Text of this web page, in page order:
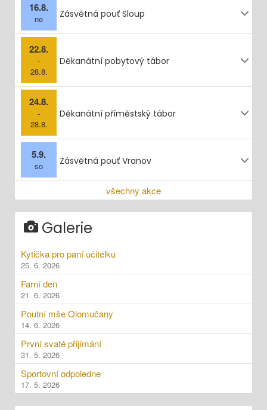
16.8.
ne Zásvětná pouť Sloup
22.8.
-
28.8.
Děkanátní pobytový tábor
24.8.
-
28.8.
Děkanátní příměstský tábor
5.9.
so Zásvětná pouť Vranov
všechny akce
Galerie
Kytička pro paní učitelku
25. 6. 2026
Farní den
21. 6. 2026
Poutní mše Olomučany
14. 6. 2026
První svaté přijímání
31. 5. 2026
Sportovní odpoledne
17. 5. 2026